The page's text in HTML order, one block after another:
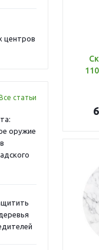
центров
статьи
оружие